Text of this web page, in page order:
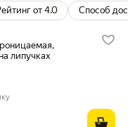
от 4.0 Способ
липучках
632 ₽ вместо